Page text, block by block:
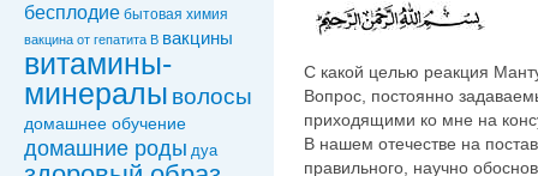
бесплодие бытовая химия
вакцинa от гепатита В вакцины
витамины-
минералы волосы
домашнее обучение
домашние роды дуа
С какой целью реакция
Вопрос, постоянно
приходящими ко мне на
В нашем отечестве на
правильного, научно